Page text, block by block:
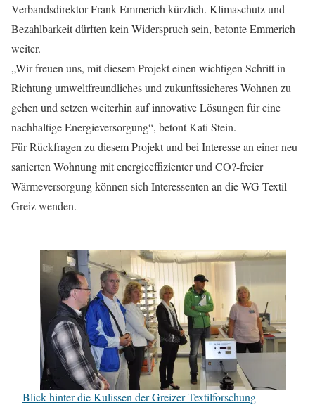
Verbandsdirektor Frank Emmerich kürzlich. Klimaschutz und
Bezahlbarkeit dürften kein Widerspruch sein, betonte Emmerich
weiter.
„Wir freuen uns, mit diesem Projekt einen wichtigen Schritt in
Richtung umweltfreundliches und zukunftssicheres Wohnen zu
gehen und setzen weiterhin auf innovative Lösungen für eine
nachhaltige Energieversorgung“, betont Kati Stein.
Für Rückfragen zu diesem Projekt und bei Interesse an einer neu
sanierten Wohnung mit energieeffizienter und CO?-freier
Wärmeversorgung können sich Interessenten an die WG Textil
Greiz wenden.
Blick hinter die Kulissen der Greizer Textilforschung